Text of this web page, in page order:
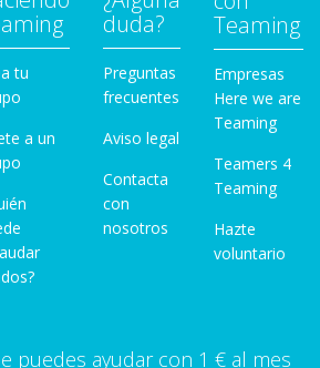
tu
a un
duda?
Preguntas
frecuentes
Aviso legal
Contacta
con
nosotros
Teaming
Empresas
Here we are
Teaming
Teamers 4
Teaming
Hazte
voluntario
puedes ayudar con 1 € al mes